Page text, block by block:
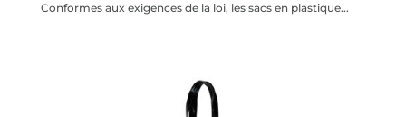
Conformes aux exigences de la loi, les sacs en plastique...